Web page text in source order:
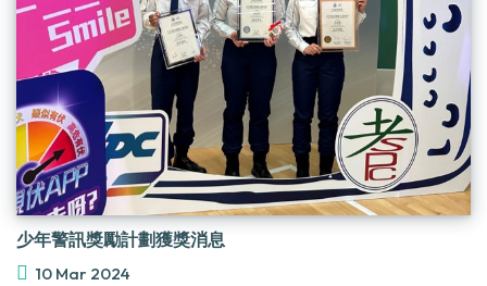
少年警訊獎勵計劃獲獎消息
10 Mar 2024